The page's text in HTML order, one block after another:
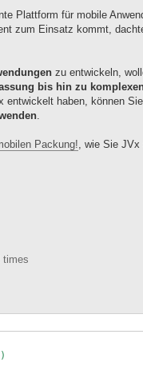
Plattform für mobile
zum Einsatz kommt,
zu entwickeln,
bis hin zu
entwickelt haben, können Sie
.
Packung!, wie Sie JVx
times